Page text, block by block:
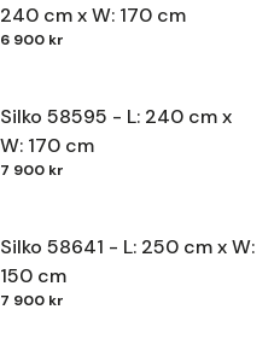
240 cm x W: 170 cm
6 900 kr
Silko 58595 - L: 240 cm x
W: 170 cm
7 900 kr
Silko 58641 - L: 250 cm x W:
150 cm
7 900 kr